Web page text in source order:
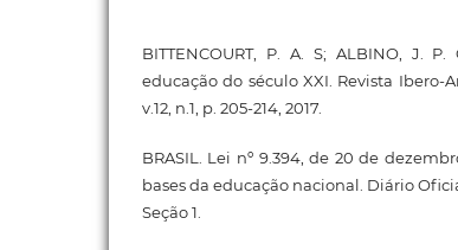
BITTENCOURT, P. A. S; ALBINO, J.
educação do século XXI. Revista Ibero-
v.12, n.1, p. 205-214, 2017.
BRASIL. Lei nº 9.394, de 20 de
bases da educação nacional. Diário
Seção 1.